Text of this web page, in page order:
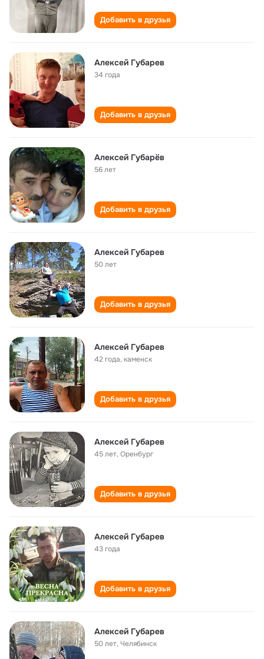
Добавить в друзья
Алексей Губарев
34 года
Добавить в друзья
Алексей Губарёв
56 лет
Добавить в друзья
Алексей Губарев
50 лет
Добавить в друзья
Алексей Губарев
42 года,каменск
Добавить в друзья
Алексей Губарев
45 лет,Оренбург
Добавить в друзья
Алексей Губарев
43 года
Добавить в друзья
Алексей Губарев
50 лет,Челябинск